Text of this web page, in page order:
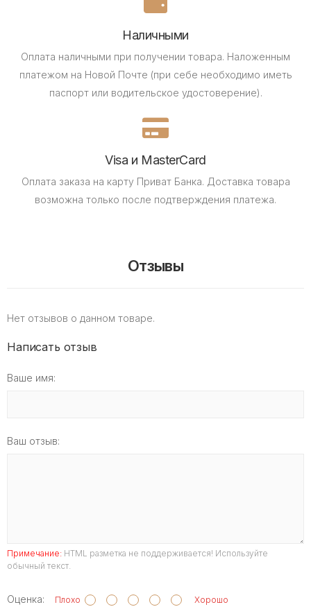
Наличными
Оплата наличными при получении товара. Наложенным
платежом на Новой Почте (при себе необходимо иметь
паспорт или водительское удостоверение).
Visa и MasterCard
Оплата заказа на карту Приват Банка. Доставка товара
возможна только после подтверждения платежа.
Отзывы
Нет отзывов о данном товаре.
Написать отзыв
Ваше имя:
Ваш отзыв:
Примечание: HTML разметка не поддерживается! Используйте
обычный текст.
Оценка: Плохо Хорошо